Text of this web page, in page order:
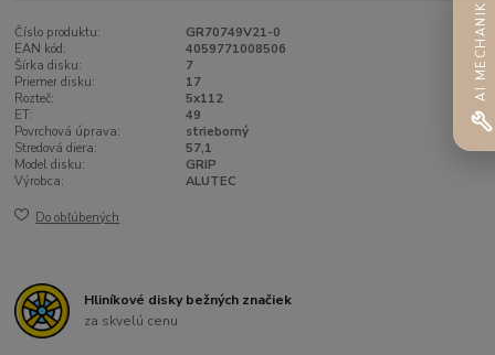
Číslo produktu:
GR70749V21-0
EAN kód:
4059771008506
Šírka disku:
7
Priemer disku:
17
Rozteč:
5x112
ET:
49
Povrchová úprava:
strieborný
Stredová diera:
57,1
Model disku:
GRIP
Výrobca:
ALUTEC
Do obľúbených
Hliníkové disky bežných značiek
za skvelú cenu
AI MECHANIK